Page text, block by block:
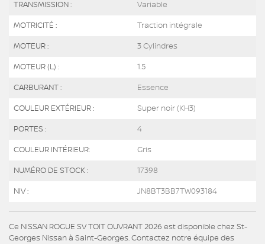
TRANSMISSION : Variable
MOTRICITÉ : Traction intégrale
MOTEUR : 3 Cylindres
MOTEUR (L) : 1.5
CARBURANT : Essence
COULEUR EXTÉRIEUR : Super noir (KH3)
PORTES : 4
COULEUR INTÉRIEUR: Gris
NUMÉRO DE STOCK : 17398
NIV : JN8BT3BB7TW093184
Ce NISSAN ROGUE SV TOIT OUVRANT 2026 est disponible chez St-
Georges Nissan à Saint-Georges. Contactez notre équipe des